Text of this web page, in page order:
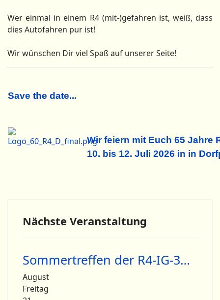
Wer einmal in einem R4 (mit-)gefahren ist, weiß, dass
dies Autofahren pur ist!
Wir wünschen Dir viel Spaß auf unserer Seite!
Save the date...
Wir feiern mit Euch 65 Jahre
10. bis 12. Juli 2026 in in
Nächste Veranstaltung
Sommertreffen der R4-IG-3…
August
Freitag